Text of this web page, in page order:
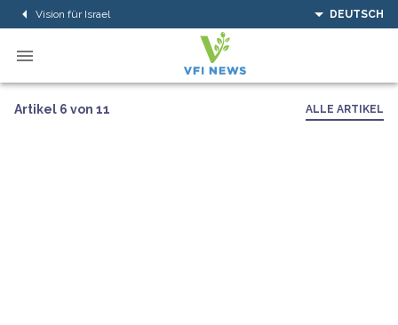
Vision für Israel DEUTSCH
Artikel 6 von 11 ALLE ARTIKEL